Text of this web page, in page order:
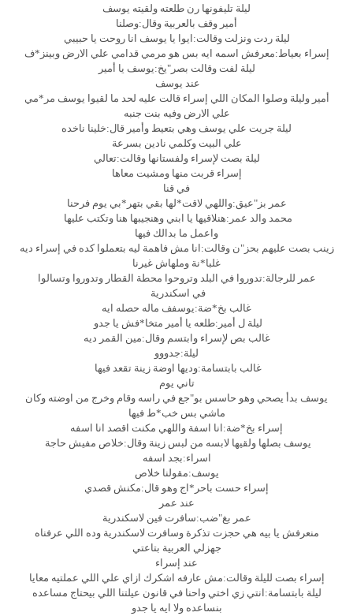
ليلة تليفونها رن طلعته ولقيته يوسف
أمير وقف بالعربية وقال:وصلنا
ليلة ردت ونزلت وقالت:ايوا يا يوسف انا روحت يا حبيبي
إسراء بعياط:معرفش اسمه ايه بس هو مرمي قدامي علي الارض وبينز*ف
ليلة لفت وقالت بصر"يخ:يوسف يا أمير
عند يوسف
أمير وليلة وصلوا المكان اللي إسراء قالت عليه لحد ما لقيوا يوسف مر*مي
علي الارض وفيه بنت جنبه
ليلة جريت علي يوسف وهي بتعيط وأمير قال:خلينا ناخده
علي البيت وكلمي نادين بسرعة
ليلة بصت لإسراء ولفستانها وقالت:تعالي
إسراء قربت منها ومشيت معاها
في قنا
عمر بز"عيق:واللهي لاقت*لها بقي بتهر*بي يوم فرحنا
محمد والد عمر:هنلاقيها يا ابني وهنجيبها هنا وتكتب عليها
واعمل ما بدالك فيها
زينب بصت عليهم بحز"ن وقالت:انا مش فاهمة ليه بتعملوا كده في إسراء ديه
غلبا*نة وملهاش غيرنا
عمر للرجالة:تدوروا في البلد وتروحوا محطة القطار وتدوروا وتسالوا
في اسكندرية
غالب بخ*ضة:يوسفف ماله حصله ايه
ليلة ل أمير:طلعه يا أمير متخا*فش يا جدو
غالب بص لإسراء وابتسم وقال:مين القمر ديه
ليلة:جدووو
غالب بابتسامة:وديها اوضة زينة تقعد فيها
تاني يوم
يوسف بدأ يصحي وهو حاسس بو"جع في راسه وقام وخرج من اوضته وكان
ماشي بس خب*ط فيها
إسراء بخ*ضة:انا اسفة واللهي مكنت اقصد انا اسفه
يوسف بصلها ولقيها لابسه من لبس زينة وقال:خلاص مفيش حاجة
اسراء:بجد اسفه
يوسف:مقولنا خلاص
إسراء حست باحر*اج وهو قال:مكنش قصدي
عند عمر
عمر بغ"ضب:سافرت فين لاسكندرية
منعرفش يا بيه هي حجزت تذكرة وسافرت لاسكندرية وده اللي عرفناه
جهزلي العربية بتاعتي
عند إسراء
إسراء بصت لليلة وقالت:مش عارفه اشكرك ازاي علي اللي عملتيه معايا
ليلة بابتسامة:انتي زي اختي واحنا في قانون عيلتنا اللي بيحتاج مساعده
بنساعده ولا ايه يا جدو